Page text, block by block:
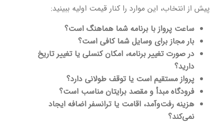
پیش از انتخاب، این موارد را کنار قیمت اولیه ببینید:
ساعت پرواز با برنامه شما هماهنگ است؟
بار مجاز برای وسایل شما کافی است؟
در صورت تغییر برنامه، امکان کنسلی یا تغییر تاریخ
دارید؟
پرواز مستقیم است یا توقف طولانی دارد؟
فرودگاه مبدأ و مقصد برایتان مناسب است؟
هزینه رفت‌وآمد، اقامت یا ترانسفر اضافه ایجاد
نمی‌کند؟